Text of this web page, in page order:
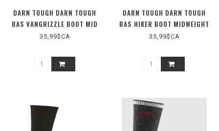
DARN TOUGH DARN TOUGH
BAS VANGRIZZLE BOOT MID
CUSHION (D1980M)
35,99$CA
DARN TOUGH DARN TOUGH
BAS HIKER BOOT MIDWEIGHT
CUSHION D1907W
35,99$CA